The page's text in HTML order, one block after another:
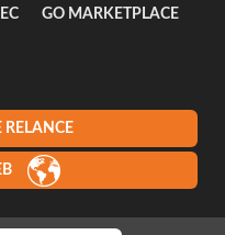
GO MARKETPLACE
RELANCE